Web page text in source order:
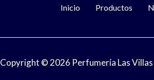
Inicio Productos
Copyright © 2026 Perfumería Las